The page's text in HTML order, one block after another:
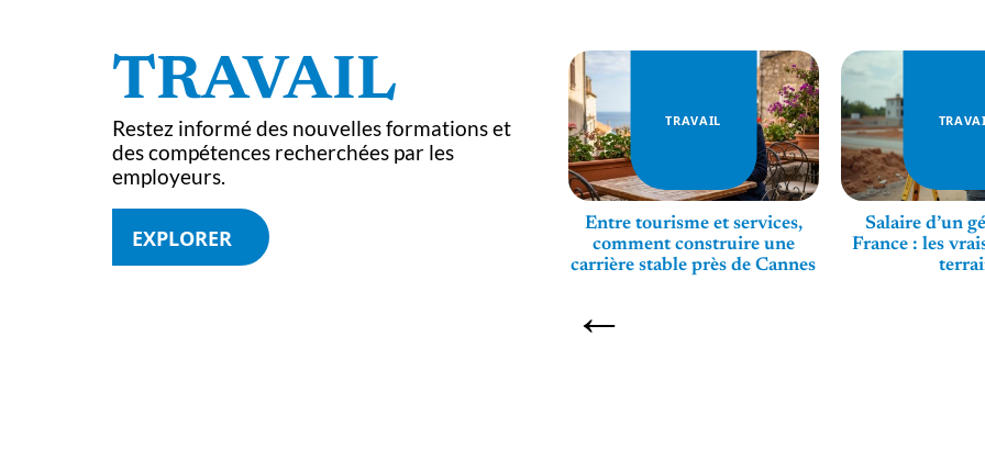
TRAVAIL
Restez informé des nouvelles formations et
des compétences recherchées par les
employeurs.
EXPLORER
TRAVAIL
Remplir un dossier : qui peut
m’aider efficacement ?
TRAVAIL TRAVAIL
Entre tourisme et services,
comment construire une
carrière stable près de Cannes
Salaire d’un
France : les